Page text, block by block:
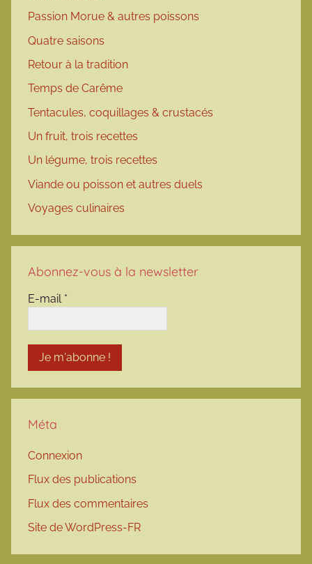
Passion Morue & autres poissons
Quatre saisons
Retour à la tradition
Temps de Carême
Tentacules, coquillages & crustacés
Un fruit, trois recettes
Un légume, trois recettes
Viande ou poisson et autres duels
Voyages culinaires
Abonnez-vous à la newsletter
E-mail *
Méta
Connexion
Flux des publications
Flux des commentaires
Site de WordPress-FR